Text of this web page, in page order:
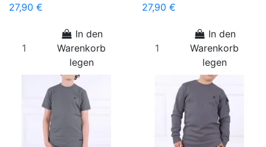
27,90 €
In den
Warenkorb
legen
27,90 €
In den
Warenkorb
legen